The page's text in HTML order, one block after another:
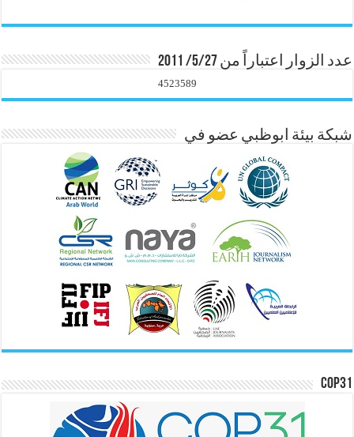
عدد الزوار اعتباراً من 5/27/ 2011
4523589
شبكة بيئة ابوظبي عضو في
COP31